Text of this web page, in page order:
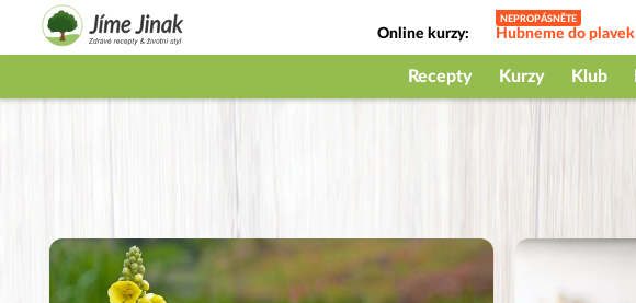
Online kurzy: Hubneme do plavek
Jak na babičky
Recepty Kurzy Klub